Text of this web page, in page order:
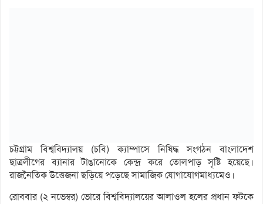
চট্টগ্রাম বিশ্ববিদ্যালয় (চবি) ক্যাম্পাসে নিষিদ্ধ সংগঠন বাংলাদেশ
ছাত্রলীগের ব্যানার টাঙানোকে কেন্দ্র করে তোলপাড় সৃষ্টি হয়েছে।
রাজনৈতিক উত্তেজনা ছড়িয়ে পড়েছে সামাজিক যোগাযোগমাধ্যমেও।
রোববার (২ নভেম্বর) ভোরে বিশ্ববিদ্যালয়ের আলাওল হলের প্রধান ফটকে